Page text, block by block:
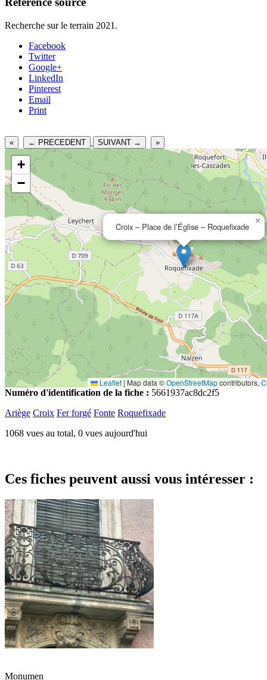
Recherche sur le terrain 2021.
Facebook
Twitter
Google+
LinkedIn
Pinterest
Email
Print
« ← PRECEDENT SUIVANT → »
Croix – Place de l’Église – Roquefixade
×
+
−
Leaflet | Map data ©OpenStreetMapcontributors,
Numéro d'identification de la fiche : 5661937ac8dc2f5
Ariège Croix Fer forgé Fonte Roquefixade
1068 vues au total, 0 vues aujourd'hui
Ces fiches peuvent aussi vous intéresser :
Monumen